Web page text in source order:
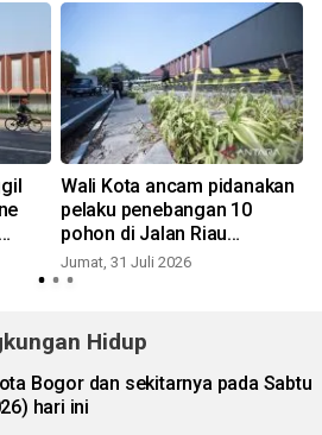
Wali Kota ancam pidanakan
pelaku penebangan 10
pohon di Jalan Riau
Bandung
Jumat, 31 Juli 2026
Hidup
Bogor dan sekitarnya pada Sabtu
hari ini